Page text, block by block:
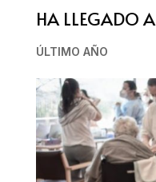
HA LLEGADO
ÚLTIMO AÑO